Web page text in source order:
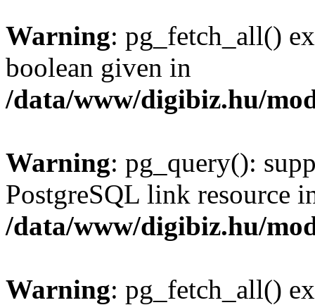
Warning: pg_fetch_all()
boolean given in
/data/www/digibiz.hu/
Warning: pg_query():
PostgreSQL link resource
/data/www/digibiz.hu/
Warning: pg_fetch_all()